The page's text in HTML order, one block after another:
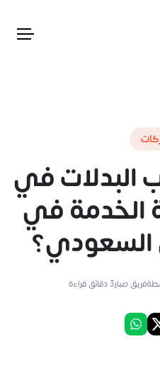
في
الخدمة في
السعودي؟
فريق صبار3دقائق قراءة